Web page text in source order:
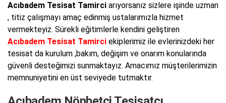
Acıbadem Tesisat Tamirci arıyorsanız sizlere işinde uzman
, titiz çalışmayı amaç edinmiş ustalarımızla hizmet
vermekteyiz. Sürekli eğitimlerle kendini geliştiren
Acıbadem Tesisat Tamirci ekiplerimiz ile evlerinizdeki her
tesisat da kurulum ,bakım, değişim ve onarım konularında
güvenli desteğimizi sunmaktayız. Amacımız müşterilerimizin
memnuniyetini en üst seviyede tutmaktır.